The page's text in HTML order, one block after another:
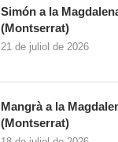
Simón a la
(Montserrat)
21 de juliol de 2026
Mangrà a la
(Montserrat)